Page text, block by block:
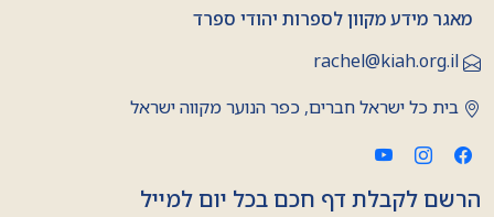
מאגר מידע מקוון לספרות יהודי ספרד
rachel@kiah.org.il
בית כל ישראל חברים, כפר הנוער מקווה ישראל
הרשם לקבלת דף חכם בכל יום למייל